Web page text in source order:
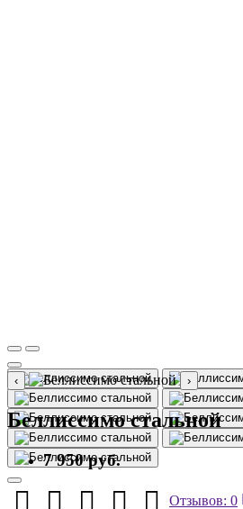
‹ ›
Беллиссимо стальной
7 950 руб.
Отзывов: 0